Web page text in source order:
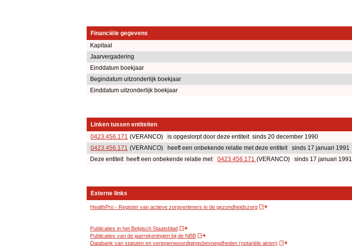
Financiële gegevens
Kapitaal
Jaarvergadering
Einddatum boekjaar
Begindatum uitzonderlijk boekjaar
Einddatum uitzonderlijk boekjaar
Linken tussen entiteiten
0423.456.171 (VERANCO) is opgeslorpt door deze entiteit sinds 20 december 1990
0423.456.171 (VERANCO) heeft een onbekende relatie met deze entiteit sinds 17 januari 1991
Deze entiteit heeft een onbekende relatie met 0423.456.171 (VERANCO) sinds 17 januari 1991
Externe links
HealthPro - Register van actieve zorgverleners in de gezondheidszorg
Publicaties in het Belgisch Staatsblad
Publicaties van de jaarrekeningen bij de NBB
Databank van statuten en vertegenwoordigingsbevoegdheden (notariële akten)